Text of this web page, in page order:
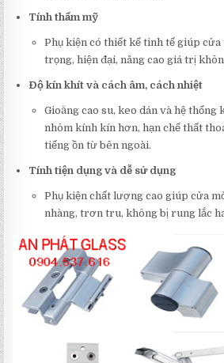
Tính thẩm mỹ
Phụ kiện có thiết kế tinh tế giúp
trọng, hiện đại, nâng cao giá trị
Độ kín khít và cách âm, cách nhiệt
Gioăng cao su, keo dán và hệ thống
nhôm kính kín hơn, hạn chế thất
tiếng ồn từ bên ngoài.
Tính tiện dụng và dễ sử dụng
Phụ kiện chất lượng cao giúp cửa
nhàng, trơn tru, không bị rung lắc